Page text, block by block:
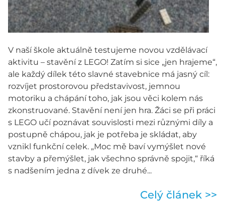
V naší škole aktuálně testujeme novou vzdělávací
aktivitu – stavění z LEGO! Zatím si sice „jen hrajeme“,
ale každý dílek této slavné stavebnice má jasný cíl:
rozvíjet prostorovou představivost, jemnou
motoriku a chápání toho, jak jsou věci kolem nás
zkonstruované. Stavění není jen hra. Žáci se při práci
s LEGO učí poznávat souvislosti mezi různými díly a
postupně chápou, jak je potřeba je skládat, aby
vznikl funkční celek. „Moc mě baví vymýšlet nové
stavby a přemýšlet, jak všechno správně spojit,“ říká
s nadšením jedna z dívek ze druhé...
Celý článek >>